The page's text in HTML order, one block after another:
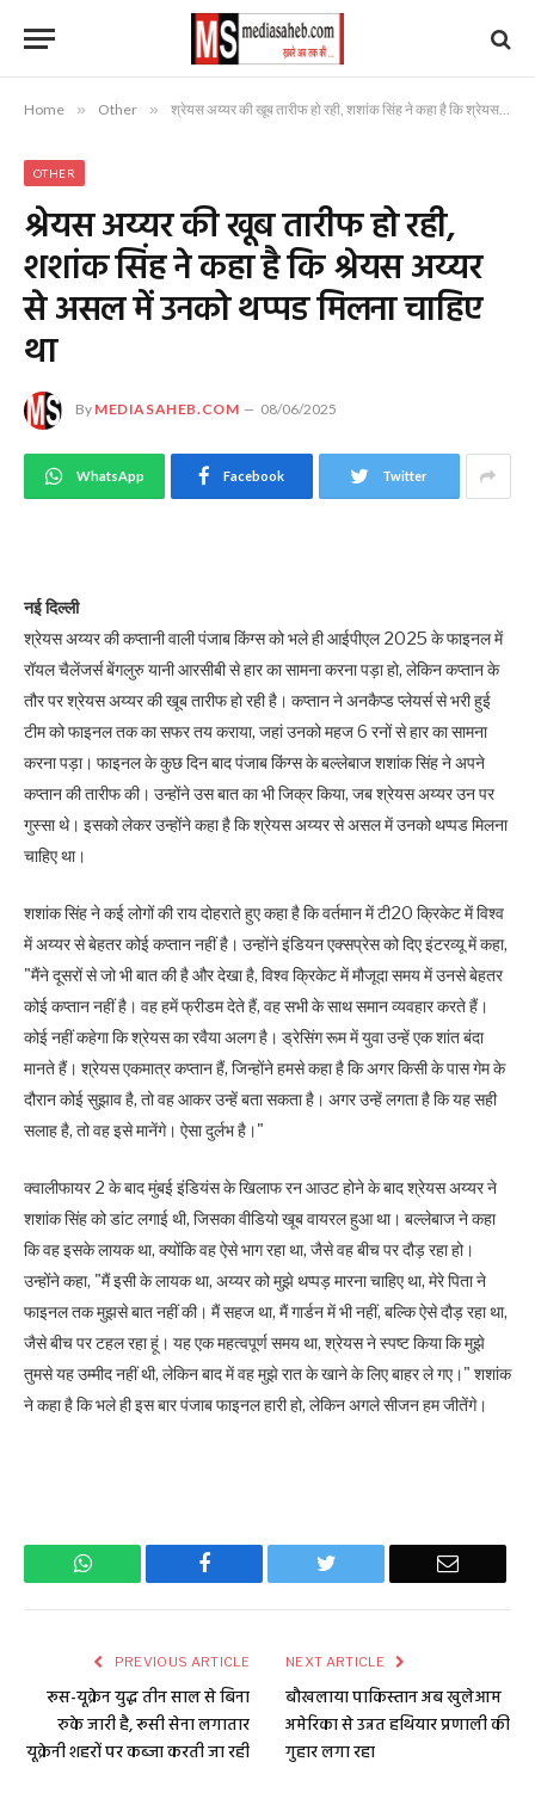
Home » Other » श्रेयस अय्यर की खूब तारीफ हो रही, शशांक सिंह ने कहा है कि श्रेयस अय्यर से असल में उनको थप्पड मिलना चाहिए था
OTHER
श्रेयस अय्यर की खूब तारीफ हो रही,
शशांक सिंह ने कहा है कि श्रेयस अय्यर
से असल में उनको थप्पड मिलना चाहिए
था
By MEDIASAHEB.COM 08/06/2025
WhatsApp Facebook Twitter
नई दिल्ली
श्रेयस अय्यर की कप्तानी वाली पंजाब किंग्स को भले ही आईपीएल 2025 के फाइनल में
रॉयल चैलेंजर्स बेंगलुरु यानी आरसीबी से हार का सामना करना पड़ा हो, लेकिन कप्तान के
तौर पर श्रेयस अय्यर की खूब तारीफ हो रही है। कप्तान ने अनकैप्ड प्लेयर्स से भरी हुई
टीम को फाइनल तक का सफर तय कराया, जहां उनको महज 6 रनों से हार का सामना
करना पड़ा। फाइनल के कुछ दिन बाद पंजाब किंग्स के बल्लेबाज शशांक सिंह ने अपने
कप्तान की तारीफ की। उन्होंने उस बात का भी जिक्र किया, जब श्रेयस अय्यर उन पर
गुस्सा थे। इसको लेकर उन्होंने कहा है कि श्रेयस अय्यर से असल में उनको थप्पड मिलना
चाहिए था।
शशांक सिंह ने कई लोगों की राय दोहराते हुए कहा है कि वर्तमान में टी20 क्रिकेट में विश्व
में अय्यर से बेहतर कोई कप्तान नहीं है। उन्होंने इंडियन एक्सप्रेस को दिए इंटरव्यू में कहा,
"मैंने दूसरों से जो भी बात की है और देखा है, विश्व क्रिकेट में मौजूदा समय में उनसे बेहतर
कोई कप्तान नहीं है। वह हमें फ्रीडम देते हैं, वह सभी के साथ समान व्यवहार करते हैं।
कोई नहीं कहेगा कि श्रेयस का रवैया अलग है। ड्रेसिंग रूम में युवा उन्हें एक शांत बंदा
मानते हैं। श्रेयस एकमात्र कप्तान हैं, जिन्होंने हमसे कहा है कि अगर किसी के पास गेम के
दौरान कोई सुझाव है, तो वह आकर उन्हें बता सकता है। अगर उन्हें लगता है कि यह सही
सलाह है, तो वह इसे मानेंगे। ऐसा दुर्लभ है।"
क्वालीफायर 2 के बाद मुंबई इंडियंस के खिलाफ रन आउट होने के बाद श्रेयस अय्यर ने
शशांक सिंह को डांट लगाई थी, जिसका वीडियो खूब वायरल हुआ था। बल्लेबाज ने कहा
कि वह इसके लायक था, क्योंकि वह ऐसे भाग रहा था, जैसे वह बीच पर दौड़ रहा हो।
उन्होंने कहा, "मैं इसी के लायक था, अय्यर को मुझे थप्पड़ मारना चाहिए था, मेरे पिता ने
फाइनल तक मुझसे बात नहीं की। मैं सहज था, मैं गार्डन में भी नहीं, बल्कि ऐसे दौड़ रहा था,
जैसे बीच पर टहल रहा हूं। यह एक महत्वपूर्ण समय था, श्रेयस ने स्पष्ट किया कि मुझे
तुमसे यह उम्मीद नहीं थी, लेकिन बाद में वह मुझे रात के खाने के लिए बाहर ले गए।" शशांक
ने कहा है कि भले ही इस बार पंजाब फाइनल हारी हो, लेकिन अगले सीजन हम जीतेंगे।
WhatsApp Facebook Twitter Email
PREVIOUS ARTICLE
रूस-यूक्रेन युद्ध तीन साल से बिना
रुके जारी है, रूसी सेना लगातार
यूक्रेनी शहरों पर कब्जा करती जा रही
NEXT ARTICLE
बौखलाया पाकिस्तान अब खुलेआम
अमेरिका से उन्नत हथियार प्रणाली की
गुहार लगा रहा